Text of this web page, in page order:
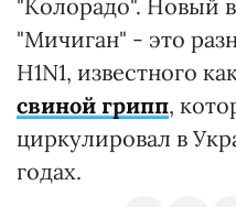
"Колорадо". Новый
"Мичиган" - это
H1N1, известного
свиной грипп,
циркулировал в
годах.